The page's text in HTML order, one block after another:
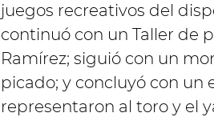
juegos recreativos del
continuó con un Taller de
Ramírez; siguió con un
picado; y concluyó con un
representaron al toro y el